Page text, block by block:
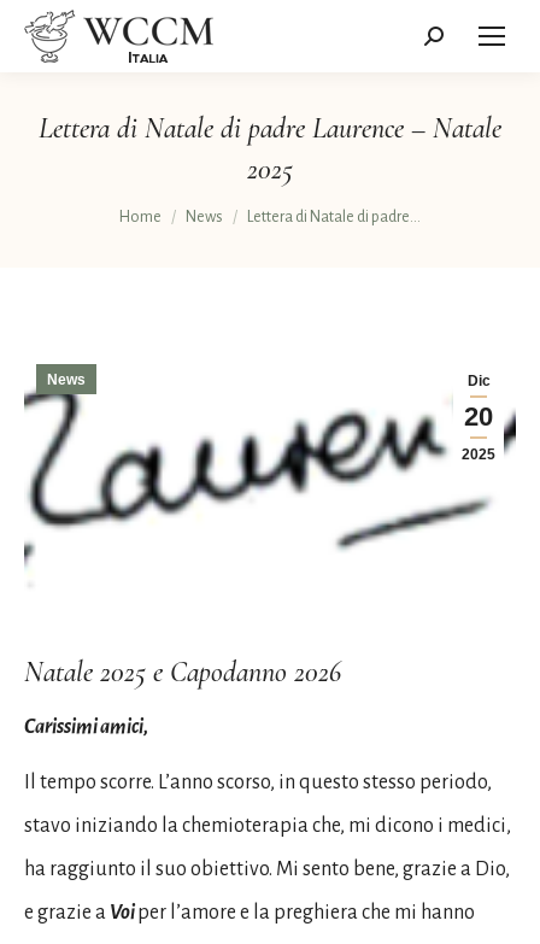
Cerca:
Lettera di Natale di padre Laurence – Natale
2025
Tu sei qui:
Home News Lettera di Natale di padre…
Dic
20
2025
News
Natale 2025 e Capodanno 2026
Carissimi amici,
Il tempo scorre. L’anno scorso, in questo stesso periodo,
stavo iniziando la chemioterapia che, mi dicono i medici,
ha raggiunto il suo obiettivo. Mi sento bene, grazie a Dio,
e grazie a Voiper l’amore e la preghiera che mi hanno